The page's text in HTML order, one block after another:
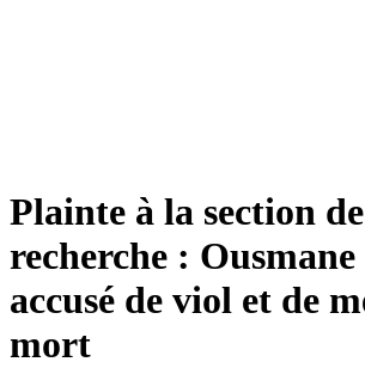
Plainte à la section de
recherche :
accusé de viol et de
mort